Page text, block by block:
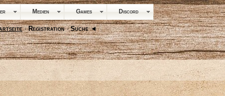
Medien Games Discord
· Registration · Suche ◄